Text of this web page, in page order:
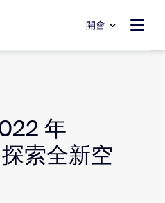
開會
年
索全新空